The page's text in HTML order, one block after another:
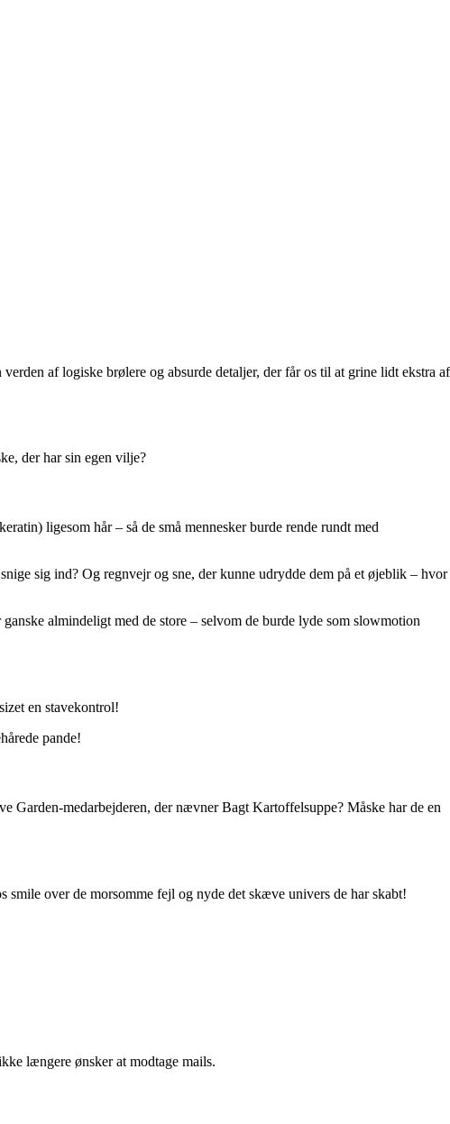
af logiske brølere og absurde detaljer, der får os til at grine lidt ekstra af
der har sin egen vilje?
ligesom hår – så de små mennesker burde rende rundt med
sig ind? Og regnvejr og sne, der kunne udrydde dem på et øjeblik – hvor
almindeligt med de store – selvom de burde lyde som slowmotion
en stavekontrol!
pande!
Garden-medarbejderen, der nævner Bagt Kartoffelsuppe? Måske har de en
over de morsomme fejl og nyde det skæve univers de har skabt!
længere ønsker at modtage mails.